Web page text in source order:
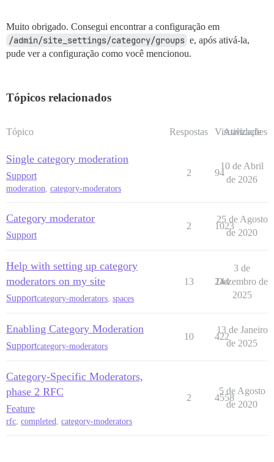
Muito obrigado. Consegui encontrar a configuração em
/admin/site_settings/category/groups e, após ativá-la,
pude ver a configuração como você mencionou.
Tópicos relacionados
Tópico Respostas Visualizações
Atividade
Single category moderation
Support
moderation, category-moderators
2 94
10 de Abril
de 2026
Category moderator
Support
2 1023
25 de Agosto
de 2020
Help with setting up category
moderators on my site
Supportcategory-moderators spaces
13 244
3 de
Dezembro de
2025
Enabling Category Moderation
Supportcategory-moderators
10 422
13 de Janeiro
de 2025
Category-Specific Moderators,
phase 2 RFC
Feature
rfc, completed, category-moderators
2 4558
5 de Agosto
de 2020